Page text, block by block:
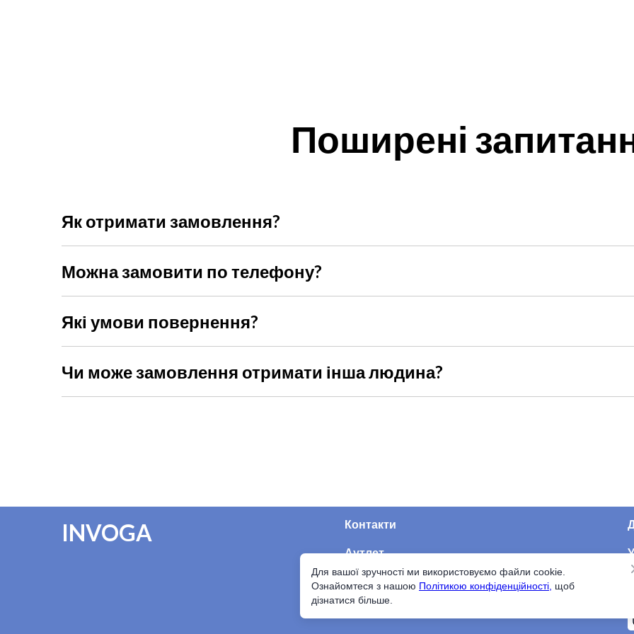
Поширені
Як отримати замовлення?
Можна замовити по телефону?
Які умови повернення?
Чи може замовлення отримати інша людина?
INVOGA Контакти
Аутлет
Про нас
Для вашої зручності ми використовуємо файли cookie.
Ознайомтеся з нашою Політикою конфіденційності, щоб
дізнатися більше.